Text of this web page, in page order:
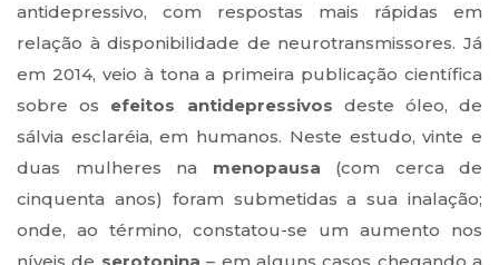
antidepressivo, com respostas mais rápidas em
relação à disponibilidade de neurotransmissores. Já
em 2014, veio à tona a primeira publicação científica
sobre os efeitos antidepressivos deste óleo, de
sálvia esclaréia, em humanos. Neste estudo, vinte e
duas mulheres na menopausa (com cerca de
cinquenta anos) foram submetidas a sua inalação;
onde, ao término, constatou-se um aumento nos